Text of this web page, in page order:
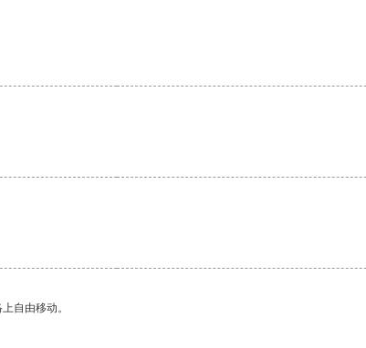
自由移动。